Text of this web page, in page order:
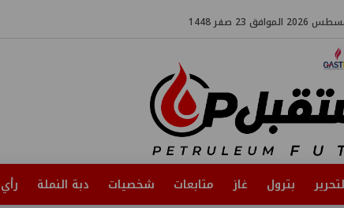
بترول غاز متابعات شخصيات دبة النملة رأي